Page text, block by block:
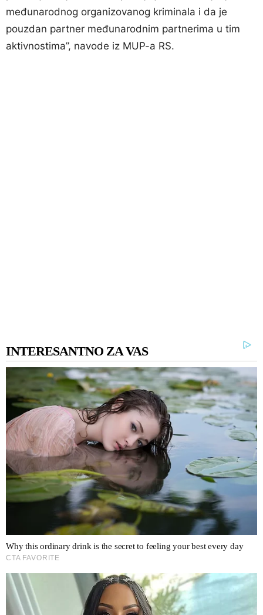
međunarodnog organizovanog kriminala i da je
pouzdan partner međunarodnim partnerima u tim
aktivnostima”, navode iz MUP-a RS.